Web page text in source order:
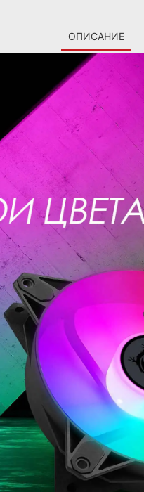
ОПИСАНИЕ